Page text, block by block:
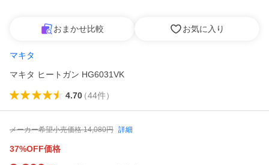
おまかせ比較 お気に入り
マキタ
マキタ ヒートガン HG6031VK
4.70（44件）
メーカー希望小売価格 14,080円 詳細
37%OFF価格